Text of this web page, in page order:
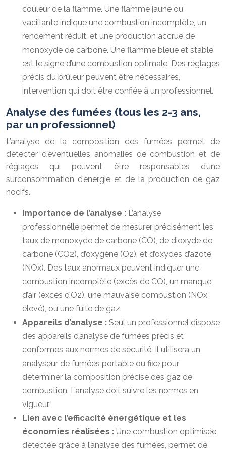
couleur de la flamme. Une flamme jaune ou
vacillante indique une combustion incomplète, un
rendement réduit, et une production accrue de
monoxyde de carbone. Une flamme bleue et stable
est le signe d’une combustion optimale. Des réglages
précis du brûleur peuvent être nécessaires,
intervention qui doit être confiée à un professionnel.
Analyse des fumées (tous les 2-3 ans,
par un professionnel)
L’analyse de la composition des fumées permet de
détecter d’éventuelles anomalies de combustion et de
réglages qui peuvent être responsables d’une
surconsommation d’énergie et de la production de gaz
nocifs.
Importance de l’analyse : L’analyse
professionnelle permet de mesurer précisément les
taux de monoxyde de carbone (CO), de dioxyde de
carbone (CO2), d’oxygène (O2), et d’oxydes d’azote
(NOx). Des taux anormaux peuvent indiquer une
combustion incomplète (excès de CO), un manque
d’air (excès d’O2), une mauvaise combustion (NOx
élevé), ou une fuite de gaz.
Appareils d’analyse : Seul un professionnel dispose
des appareils d’analyse de fumées précis et
conformes aux normes de sécurité. Il utilisera un
analyseur de fumées portable ou fixe pour
déterminer la composition précise des gaz de
combustion. L’analyse doit suivre les normes en
vigueur.
Lien avec l’efficacité énergétique et les
économies réalisées : Une combustion optimisée,
détectée grâce à l’analyse des fumées, permet de